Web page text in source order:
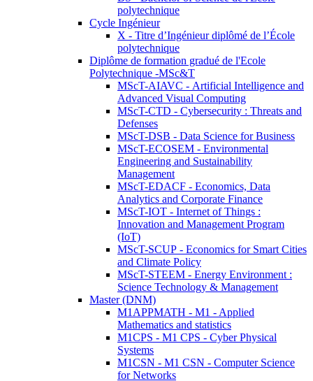
polytechnique
Cycle Ingénieur
X - Titre d’Ingénieur diplômé de l’École
polytechnique
Diplôme de formation gradué de l'Ecole
Polytechnique -MSc&T
MScT-AIAVC - Artificial Intelligence and
Advanced Visual Computing
MScT-CTD - Cybersecurity : Threats and
Defenses
MScT-DSB - Data Science for Business
MScT-ECOSEM - Environmental
Engineering and Sustainability
Management
MScT-EDACF - Economics, Data
Analytics and Corporate Finance
MScT-IOT - Internet of Things :
Innovation and Management Program
(IoT)
MScT-SCUP - Economics for Smart Cities
and Climate Policy
MScT-STEEM - Energy Environment :
Science Technology & Management
Master (DNM)
M1APPMATH - M1 - Applied
Mathematics and statistics
M1CPS - M1 CPS - Cyber Physical
Systems
M1CSN - M1 CSN - Computer Science
for Networks